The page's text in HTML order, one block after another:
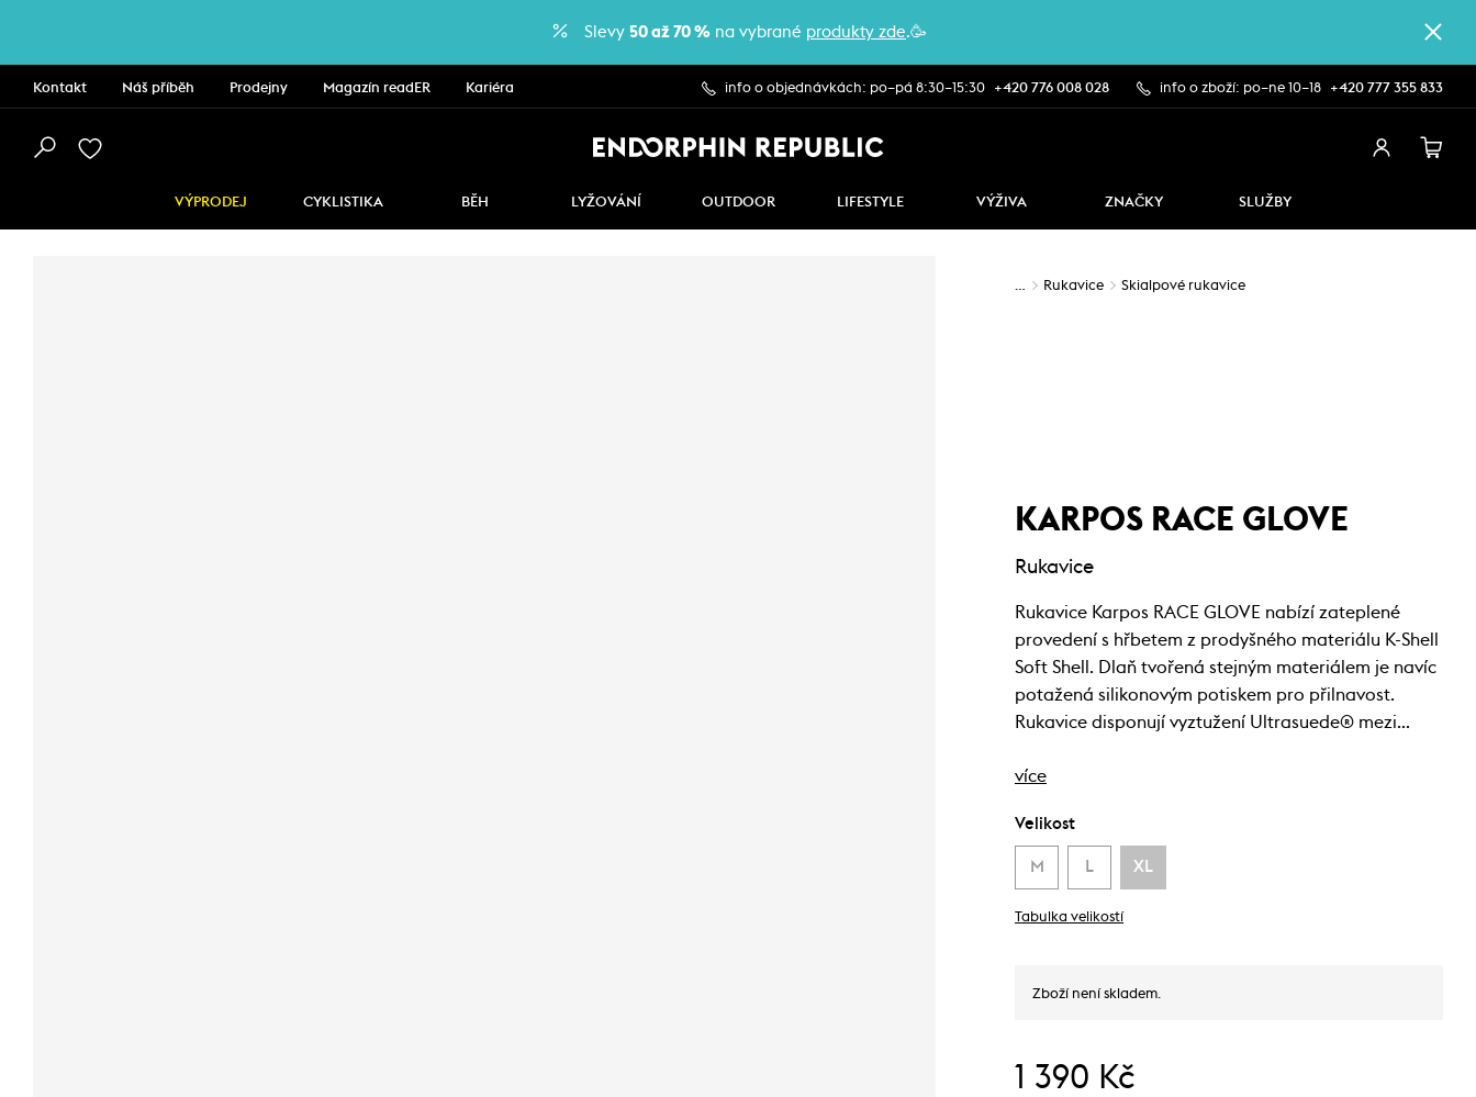
Slevy 50 až 70 % na vybrané produkty zde.🥳
Kontakt Náš příběh Prodejny Magazín readER Kariéra info o objednávkách: po–pá 8:30–15:30 +420 776 008 028 info o zboží: po–ne 10–18 +420 777 355 833
VÝPRODEJ CYKLISTIKA BĚH LYŽOVÁNÍ OUTDOOR LIFESTYLE VÝŽIVA ZNAČKY SLUŽBY
… Rukavice Skialpové rukavice
KARPOS RACE GLOVE
Rukavice
Rukavice Karpos RACE GLOVE nabízí zateplené
provedení s hřbetem z prodyšného materiálu K-Shell
Soft Shell. Dlaň tvořená stejným materiálem je navíc
potažená silikonovým potiskem pro přilnavost.
Rukavice disponují vyztužení Ultrasuede® mezi…
více
Velikost
M L XL
Tabulka velikostí
Zboží není skladem.
1 390 Kč